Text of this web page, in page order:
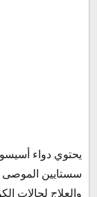
يحتوي دواء
سستايين الموصى
والعلاج لحالات